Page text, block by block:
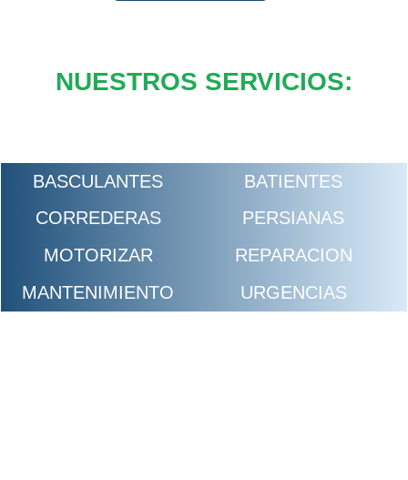
NUESTROS SERVICIOS:
BASCULANTES
BATIENTES
CORREDERAS
PERSIANAS
MOTORIZAR
REPARACION
MANTENIMIENTO
URGENCIAS